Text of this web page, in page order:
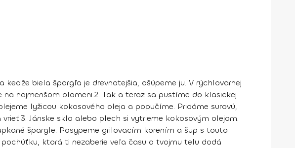
biela špargľa je drevnatejšia, ošúpeme ju. V rýchlovarnej
na najmenšom plameni.2. Tak a teraz sa pustíme do klasickej
lyžicou kokosového oleja a popučíme. Pridáme surovú,
3. Jánske sklo alebo plech si vytrieme kokosovým olejom.
špargle. Posypeme grilovacím korením a šup s touto
ktorá ti nezaberie veľa času a tvojmu telu dodá